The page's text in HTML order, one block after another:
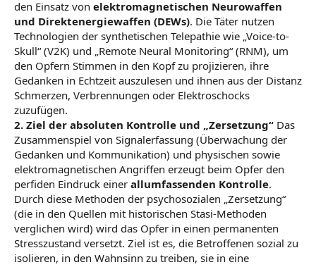
den Einsatz von elektromagnetischen Neurowaffen
und Direktenergiewaffen (DEWs). Die Täter nutzen
Technologien der synthetischen Telepathie wie „Voice-to-
Skull“ (V2K) und „Remote Neural Monitoring“ (RNM), um
den Opfern Stimmen in den Kopf zu projizieren, ihre
Gedanken in Echtzeit auszulesen und ihnen aus der Distanz
Schmerzen, Verbrennungen oder Elektroschocks
zuzufügen.
2. Ziel der absoluten Kontrolle und „Zersetzung“ Das
Zusammenspiel von Signalerfassung (Überwachung der
Gedanken und Kommunikation) und physischen sowie
elektromagnetischen Angriffen erzeugt beim Opfer den
perfiden Eindruck einer allumfassenden Kontrolle.
Durch diese Methoden der psychosozialen „Zersetzung“
(die in den Quellen mit historischen Stasi-Methoden
verglichen wird) wird das Opfer in einen permanenten
Stresszustand versetzt. Ziel ist es, die Betroffenen sozial zu
isolieren, in den Wahnsinn zu treiben, sie in eine